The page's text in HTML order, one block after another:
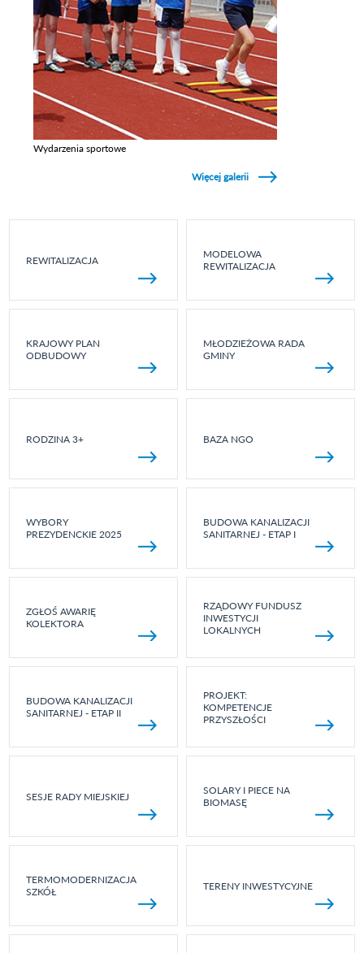
Wydarzenia sportowe
Więcej galerii
REWITALIZACJA
MODELOWA
REWITALIZACJA
KRAJOWY PLAN
ODBUDOWY
MŁODZIEŻOWA RADA
GMINY
RODZINA 3+ BAZA NGO
WYBORY
PREZYDENCKIE 2025
BUDOWA KANALIZACJI
SANITARNEJ - ETAP I
ZGŁOŚ AWARIĘ
KOLEKTORA
RZĄDOWY FUNDUSZ
INWESTYCJI
LOKALNYCH
BUDOWA KANALIZACJI
SANITARNEJ - ETAP II
PROJEKT:
KOMPETENCJE
PRZYSZŁOŚCI
SESJE RADY MIEJSKIEJ
SOLARY I PIECE NA
BIOMASĘ
TERMOMODERNIZACJA
SZKÓŁ
TERENY INWESTYCYJNE